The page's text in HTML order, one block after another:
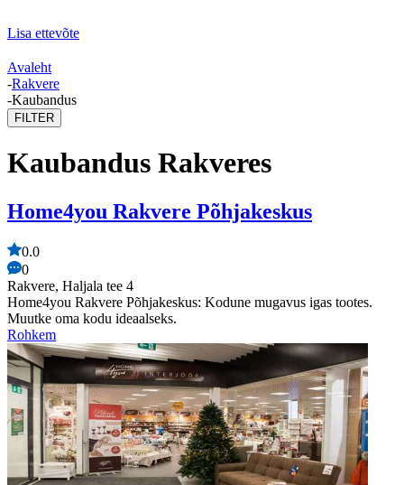
Lisa ettevõte
Avaleht
-Rakvere
-Kaubandus
FILTER
Kaubandus Rakveres
Home4you Rakvere Põhjakeskus
0.0
0
Rakvere, Haljala tee 4
Home4you Rakvere Põhjakeskus: Kodune mugavus igas tootes.
Muutke oma kodu ideaalseks.
Rohkem